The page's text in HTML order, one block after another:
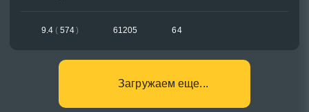
9.4 ( 574) 61205 64
Загружаем еще...